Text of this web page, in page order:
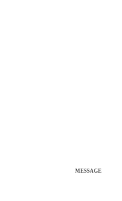
MESSAGE